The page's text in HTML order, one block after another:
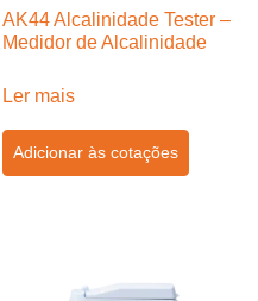
AK44 Alcalinidade Tester –
Medidor de Alcalinidade
Ler mais
Adicionar às cotações